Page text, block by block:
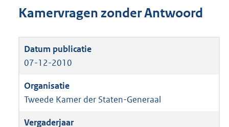
Kamervragen zonder Antwoord
07-12-2010
Tweede Kamer der Staten-Generaal